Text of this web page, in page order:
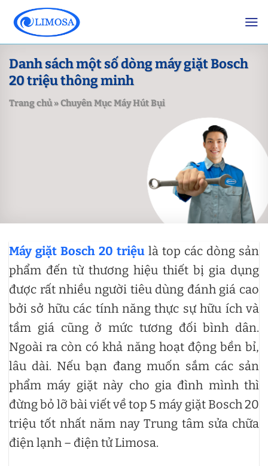
content
Danh sách một số dòng máy giặt Bosch
20 triệu thông minh
Trang chủ»Chuyên Mục Máy Hút Bụi
Máy giặt Bosch 20 triệu là top các dòng sản
phẩm đến từ thương hiệu thiết bị gia dụng
được rất nhiều người tiêu dùng đánh giá cao
bởi sở hữu các tính năng thực sự hữu ích và
tầm giá cũng ở mức tương đối bình dân.
Ngoài ra còn có khả năng hoạt động bền bỉ,
lâu dài. Nếu bạn đang muốn sắm các sản
phẩm máy giặt này cho gia đình mình thì
đừng bỏ lỡ bài viết về top 5 máy giặt Bosch 20
triệu tốt nhất năm nay Trung tâm sửa chữa
điện lạnh – điện tử Limosa.